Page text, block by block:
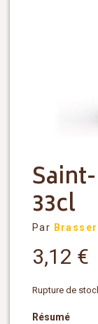
33cl
Par
3,12 €
Rupture de
Résumé